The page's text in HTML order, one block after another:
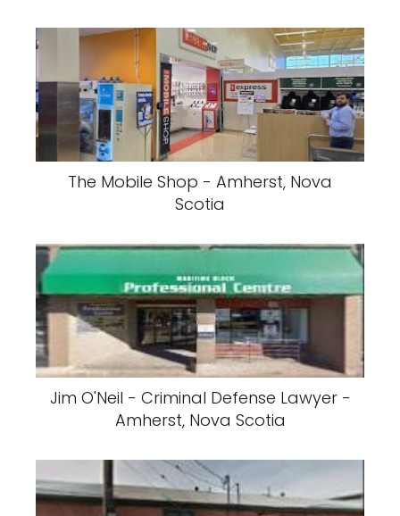
The Mobile Shop - Amherst, Nova
Scotia
Jim O'Neil - Criminal Defense Lawyer -
Amherst, Nova Scotia